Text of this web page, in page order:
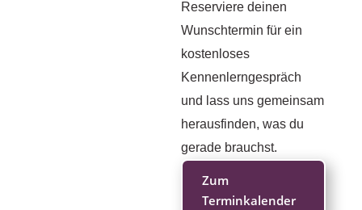
Reserviere deinen
Wunschtermin für ein
kostenloses
Kennenlerngespräch
und lass uns gemeinsam
herausfinden, was du
gerade brauchst.
Zum
Terminkalender